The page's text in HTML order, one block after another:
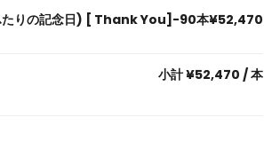
りの記念日) [ Thank You]-90本¥52,470
小計¥52,470 / 本